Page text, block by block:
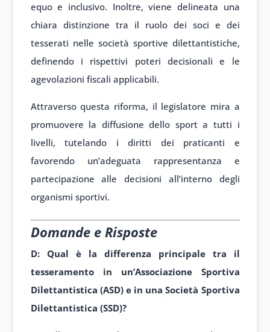
equo e inclusivo. Inoltre, viene delineata una
chiara distinzione tra il ruolo dei soci e dei
tesserati nelle società sportive dilettantistiche,
definendo i rispettivi poteri decisionali e le
agevolazioni fiscali applicabili.
Attraverso questa riforma, il legislatore mira a
promuovere la diffusione dello sport a tutti i
livelli, tutelando i diritti dei praticanti e
favorendo un’adeguata rappresentanza e
partecipazione alle decisioni all’interno degli
organismi sportivi.
Domande e Risposte
D: Qual è la differenza principale tra il
tesseramento in un’Associazione Sportiva
Dilettantistica (ASD) e in una Società Sportiva
Dilettantistica (SSD)?